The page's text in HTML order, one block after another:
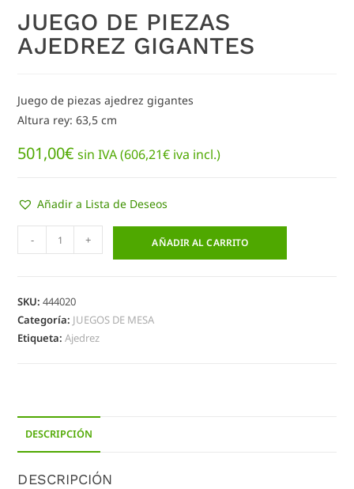
JUEGO DE PIEZAS
AJEDREZ GIGANTES
Juego de piezas ajedrez gigantes
Altura rey: 63,5 cm
501,00€ sin IVA (606,21€ iva incl.)
Añadir a Lista de Deseos
- + AÑADIR AL CARRITO
SKU:444020
Categoría: JUEGOS DE MESA
Etiqueta:Ajedrez
DESCRIPCIÓN
DESCRIPCIÓN